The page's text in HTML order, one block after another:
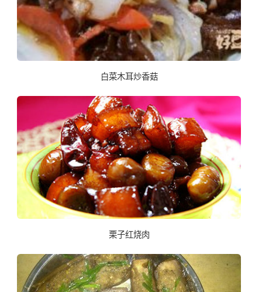
白菜木耳炒香菇
栗子红烧肉